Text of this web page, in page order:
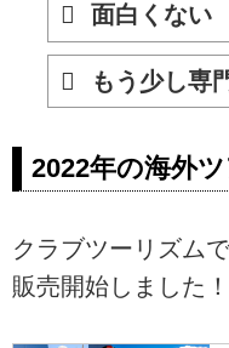
面白くない
もう少し専
2022年の海外
クラブツーリズム
販売開始しました！